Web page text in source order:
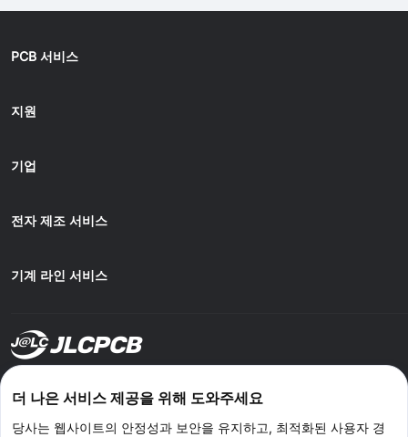
PCB 서비스
지원
기업
전자 제조 서비스
기계 라인 서비스
JLCONE 데스크톱으로 주문하고 매번 $1~$20 할인받기
Windows MAC Android IOS
더 나은 서비스 제공을 위해 도와주세요
당사는 웹사이트의 안정성과 보안을 유지하고, 최적화된 사용자 경